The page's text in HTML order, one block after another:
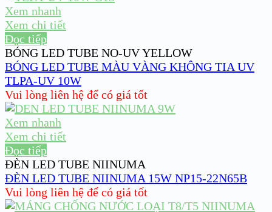
Xem nhanh
Xem chi tiết
Đọc tiếp
BÓNG LED TUBE NO-UV YELLOW
BÓNG LED TUBE MÀU VÀNG KHÔNG TIA UV
TLPA-UV 10W
Vui lòng liên hệ để có giá tốt
Xem nhanh
Xem chi tiết
Đọc tiếp
ĐÈN LED TUBE NIINUMA
ĐÈN LED TUBE NIINUMA 15W NP15-22N65B
Vui lòng liên hệ để có giá tốt